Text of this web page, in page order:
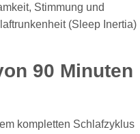
Stimmung und
(Sleep Inertia)
90 Minuten
kompletten Schlafzyklus